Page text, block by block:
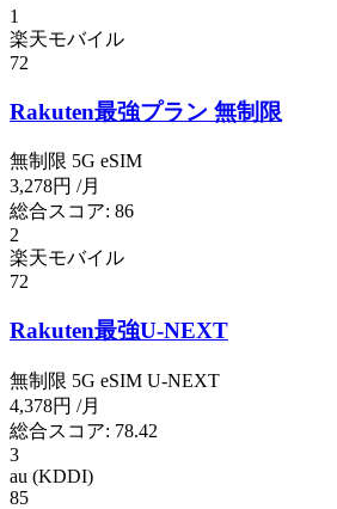
1
楽天モバイル
72
Rakuten最強プラン 無制限
無制限 5G eSIM
3,278円 /月
総合スコア: 86
2
楽天モバイル
72
Rakuten最強U-NEXT
無制限 5G eSIM U-NEXT
4,378円 /月
総合スコア: 78.42
3
au (KDDI)
85